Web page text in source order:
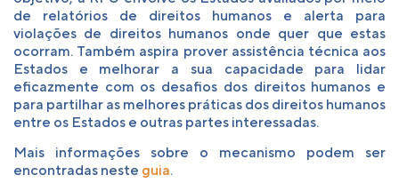
de relatórios de direitos humanos e alerta para
violações de direitos humanos onde quer que estas
ocorram. Também aspira prover assistência técnica aos
Estados e melhorar a sua capacidade para lidar
eficazmente com os desafios dos direitos humanos e
para partilhar as melhores práticas dos direitos humanos
entre os Estados e outras partes interessadas.
Mais informações sobre o mecanismo podem ser
encontradas neste guia.